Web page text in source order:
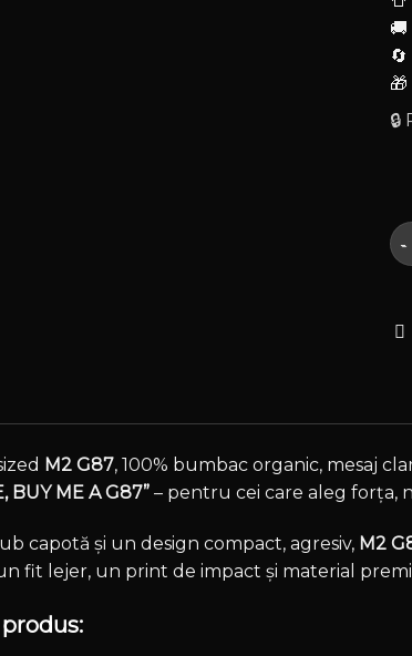
🚚
🔄
🎁
M2 G87, 100% bumbac organic, mesaj
BUY ME A G87” – pentru cei care aleg forța,
capotă și un design compact, agresiv, M2
fit lejer, un print de impact și material